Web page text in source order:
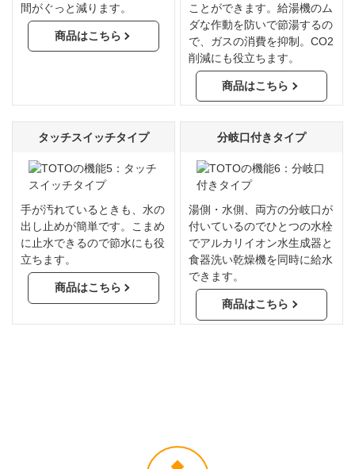
間がぐっと減ります。
商品はこちら
ことができます。給湯機のム
ダな作動を防いで節湯するの
で、ガスの消費を抑制。CO2
削減にも役立ちます。
商品はこちら
タッチスイッチタイプ
手が汚れているときも、水の
出し止めが簡単です。こまめ
に止水できるので節水にも役
立ちます。
商品はこちら
分岐口付きタイプ
湯側・水側、両方の分岐口が
付いているのでひとつの水栓
でアルカリイオン水生成器と
食器洗い乾燥機を同時に給水
できます。
商品はこちら